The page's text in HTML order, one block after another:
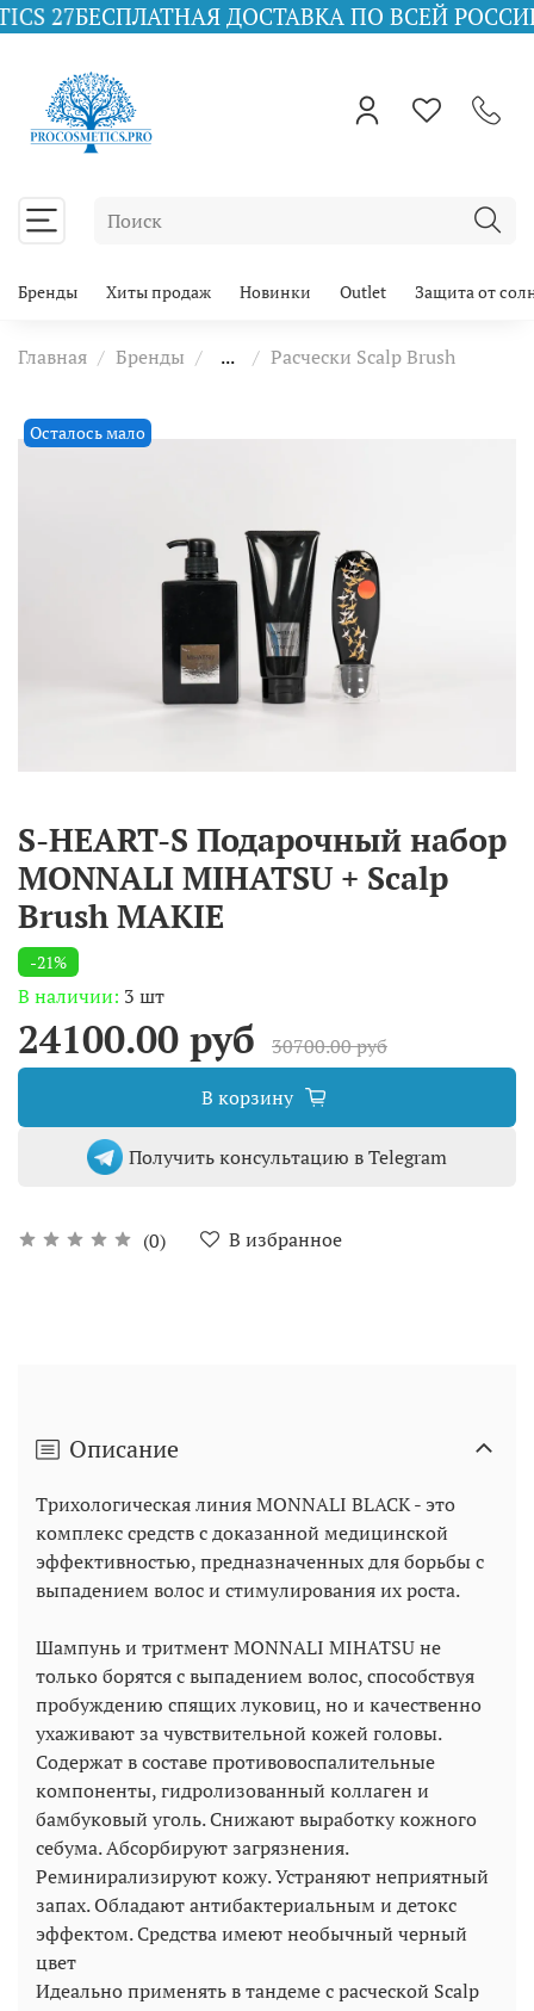
ДОСТАВКА ПО ВСЕЙ РОССИИ ПРИ
Бренды Хиты продаж Новинки Outlet Защита от
Главная Бренды ... Расчески Scalp Brush
Осталось мало
S-HEART-S Подарочный набор
MONNALI MIHATSU + Scalp
Brush MAKIE
(0) В избранное
-21%
В наличии: 3 шт
24100.00 руб
30700.00 руб
В корзину
Получить консультацию в Telegram
Описание
Трихологическая линия MONNALI BLACK - это
комплекс средств с доказанной медицинской
эффективностью, предназначенных для борьбы с
выпадением волос и стимулирования их роста.
Шампунь и тритмент MONNALI MIHATSU не
только борятся с выпадением волос, способствуя
пробуждению спящих луковиц, но и качественно
ухаживают за чувствительной кожей головы.
Содержат в составе противовоспалительные
компоненты, гидролизованный коллаген и
бамбуковый уголь. Cнижают выработку кожного
себума. Абсорбируют загрязнения.
Реминирализируют кожу. Устраняют неприятный
запах. Обладают антибактериальным и детокс
эффектом. Средства имеют необычный черный
цвет
Идеально применять в тандеме с расческой Scalp